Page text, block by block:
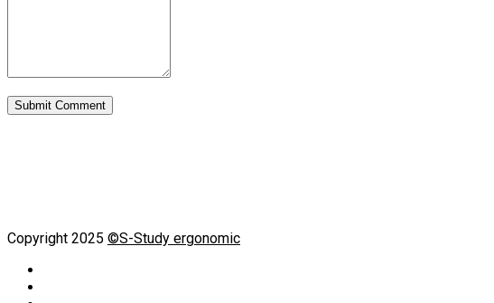
Copyright 2025 ©S-Study ergonomic